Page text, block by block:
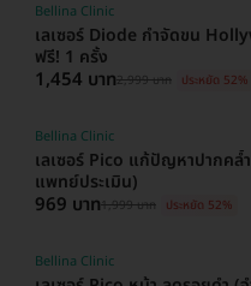
เลเซอร์ Diode กำจัดขน
ฟรี! 1 ครั้ง
Bellina Clinic
1,454 บาท2,999 บาท ประหยัด 52%
เลเซอร์ Pico แก้ปัญหาปากค
แพทย์ประเมิน)
Bellina Clinic
969 บาท1,999 บาท ประหยัด 52%
Bellina Clinic